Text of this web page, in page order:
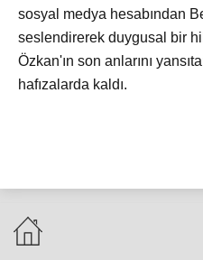
sosyal medya hesabından
seslendirerek duygusal bir
Özkan'ın son anlarını
hafızalarda kaldı.